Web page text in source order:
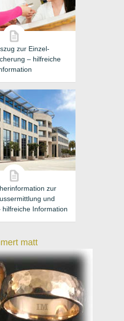
zur Einzel-
– hilfreiche
zur
und
hilfreiche Information
matt